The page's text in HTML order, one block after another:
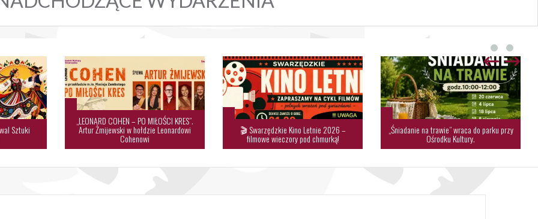
Sztuki
„LEONARD COHEN – PO MIŁOŚCI KRES”.
Artur Żmijewski w hołdzie Leonardowi
Cohenowi
🎬 Swarzędzkie Kino Letnie 2026 –
filmowe wieczory pod chmurką!
„Śniadanie na trawie” wraca do parku przy
Ośrodku Kultury.